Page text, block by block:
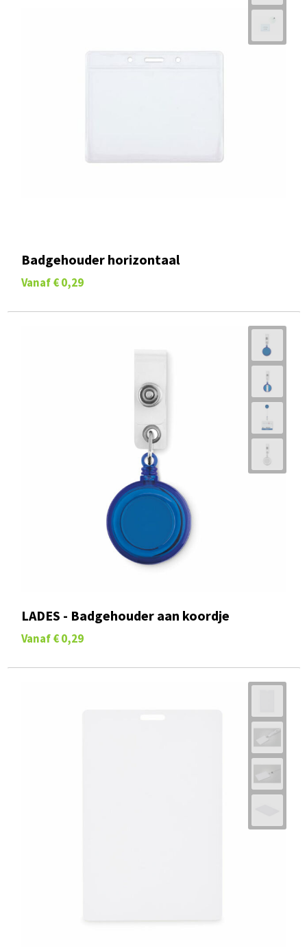
Badgehouder horizontaal
Vanaf € 0,29
LADES - Badgehouder aan koordje
Vanaf € 0,29